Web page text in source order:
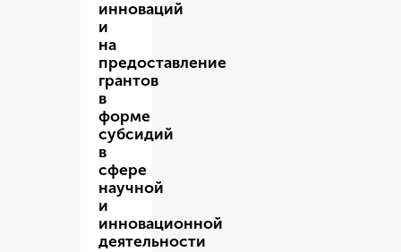
инноваций
и
на
предоставление
грантов
в
форме
субсидий
в
сфере
научной
и
инновационной
деятельности